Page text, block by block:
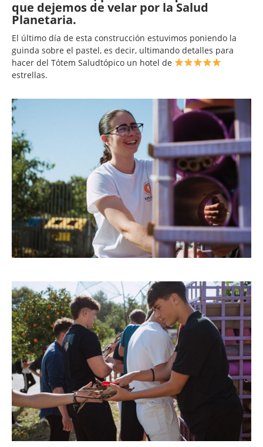
que dejemos de velar por la Salud
Planetaria.
El último día de esta construcción estuvimos poniendo la
guinda sobre el pastel, es decir, ultimando detalles para
hacer del Tótem Saludtópico un hotel de
estrellas.